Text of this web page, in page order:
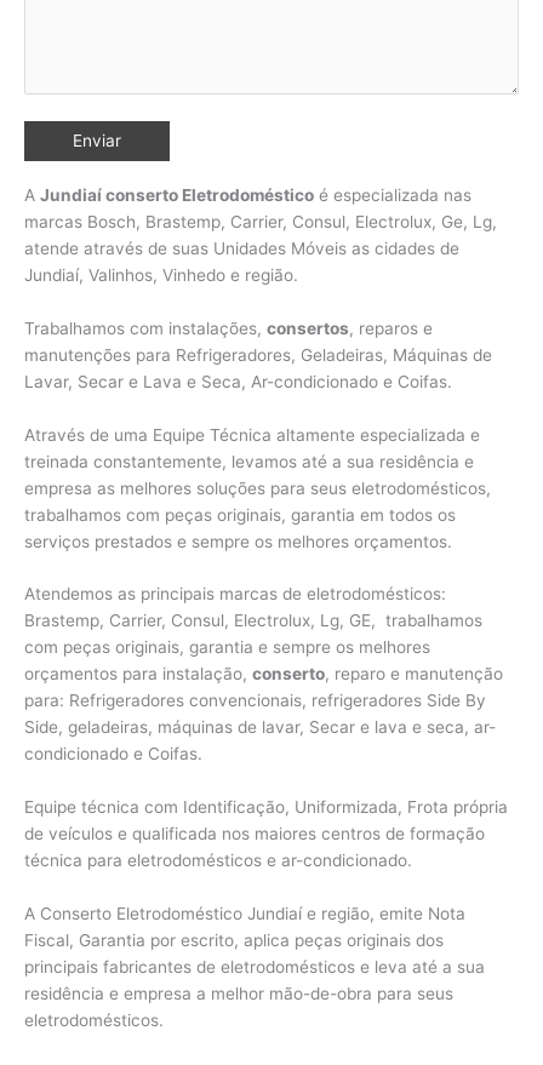
A Jundiaí conserto Eletrodoméstico é especializada nas
marcas Bosch, Brastemp, Carrier, Consul, Electrolux, Ge, Lg,
atende através de suas Unidades Móveis as cidades de
Jundiaí, Valinhos, Vinhedo e região.
Trabalhamos com instalações, consertos, reparos e
manutenções para Refrigeradores, Geladeiras, Máquinas de
Lavar, Secar e Lava e Seca, Ar-condicionado e Coifas.
Através de uma Equipe Técnica altamente especializada e
treinada constantemente, levamos até a sua residência e
empresa as melhores soluções para seus eletrodomésticos,
trabalhamos com peças originais, garantia em todos os
serviços prestados e sempre os melhores orçamentos.
Atendemos as principais marcas de eletrodomésticos:
Brastemp, Carrier, Consul, Electrolux, Lg, GE, trabalhamos
com peças originais, garantia e sempre os melhores
orçamentos para instalação, conserto, reparo e manutenção
para: Refrigeradores convencionais, refrigeradores Side By
Side, geladeiras, máquinas de lavar, Secar e lava e seca, ar-
condicionado e Coifas.
Equipe técnica com Identificação, Uniformizada, Frota própria
de veículos e qualificada nos maiores centros de formação
técnica para eletrodomésticos e ar-condicionado.
A Conserto Eletrodoméstico Jundiaí e região, emite Nota
Fiscal, Garantia por escrito, aplica peças originais dos
principais fabricantes de eletrodomésticos e leva até a sua
residência e empresa a melhor mão-de-obra para seus
eletrodomésticos.